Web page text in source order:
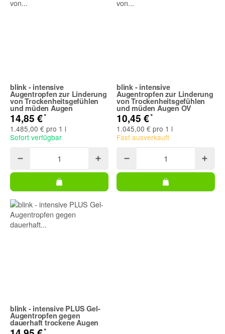
blink - intensive
Augentropfen zur Linderung
von Trockenheitsgefühlen
und müden Augen
14,85 €*
1.485,00 € pro 1 l
Sofort verfügbar
blink - intensive
Augentropfen zur Linderung
von Trockenheitsgefühlen
und müden Augen OV
10,45 €*
1.045,00 € pro 1 l
Fast ausverkauft
blink - intensive PLUS Gel-
Augentropfen gegen
dauerhaft trockene Augen
*